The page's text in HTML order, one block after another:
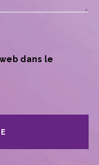
dans le